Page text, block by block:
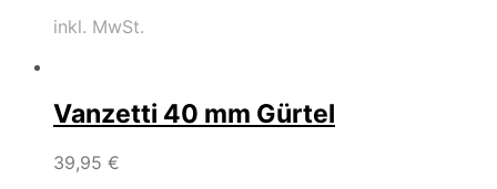
inkl. MwSt.
Vanzetti 40 mm Gürtel
39,95 €